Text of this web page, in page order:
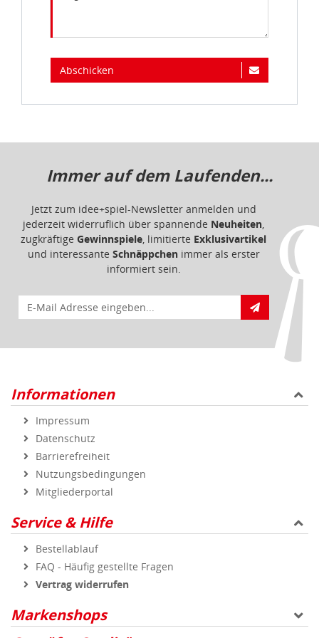
Abschicken
Immer auf dem Laufenden...
Jetzt zum idee+spiel-Newsletter anmelden und
jederzeit widerruflich über spannende Neuheiten,
zugkräftige Gewinnspiele, limitierte Exklusivartikel
und interessante Schnäppchenimmer als erster
informiert sein.
E-Mail für Newsletteranmeldung
Informationen
Impressum
Datenschutz
Barrierefreiheit
Nutzungsbedingungen
Mitgliederportal
Service & Hilfe
Bestellablauf
FAQ - Häufig gestellte Fragen
Vertrag widerrufen
Markenshops